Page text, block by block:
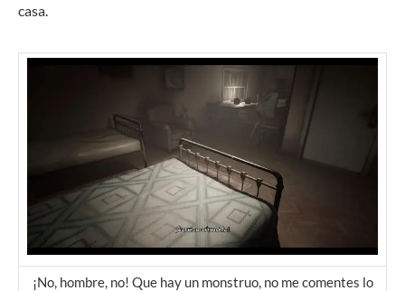
casa.
¡No, hombre, no! Que hay un monstruo, no me comentes lo